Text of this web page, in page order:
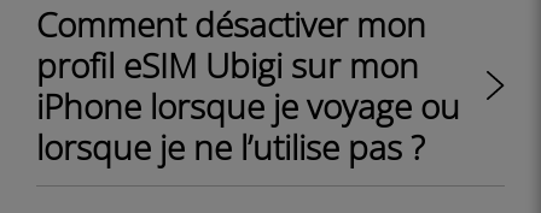
Comment désactiver mon
profil eSIM Ubigi sur mon
iPhone lorsque je voyage ou
lorsque je ne l’utilise pas ?